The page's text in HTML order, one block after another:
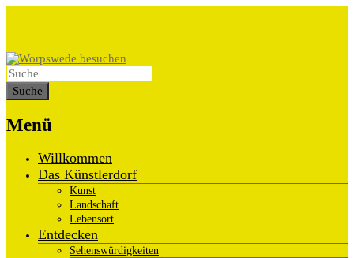
Menü
Willkommen
Das Künstlerdorf
Kunst
Landschaft
Lebensort
Entdecken
Sehenswürdigkeiten